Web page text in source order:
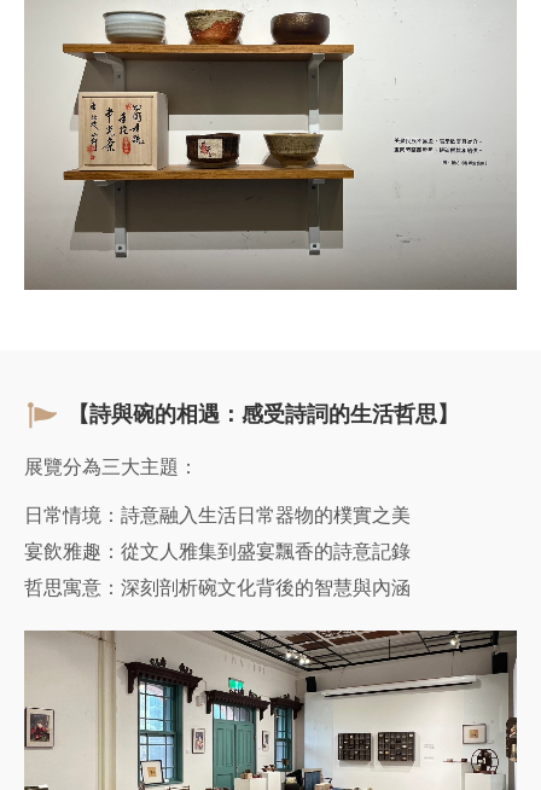
【詩與碗的相遇：感受詩詞的生活哲思】
展覽分為三大主題：
日常情境：詩意融入生活日常器物的樸實之美
宴飲雅趣：從文人雅集到盛宴飄香的詩意記錄
哲思寓意：深刻剖析碗文化背後的智慧與內涵